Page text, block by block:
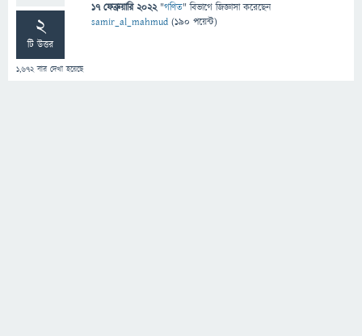
2
টি উত্তর
1,672বার দেখা হয়েছে
17 ফেব্রুয়ারি 2022 "গণিত" বিভাগে জিজ্ঞাসাকরেছেন
samir_al_mahmud (190 পয়েন্ট)